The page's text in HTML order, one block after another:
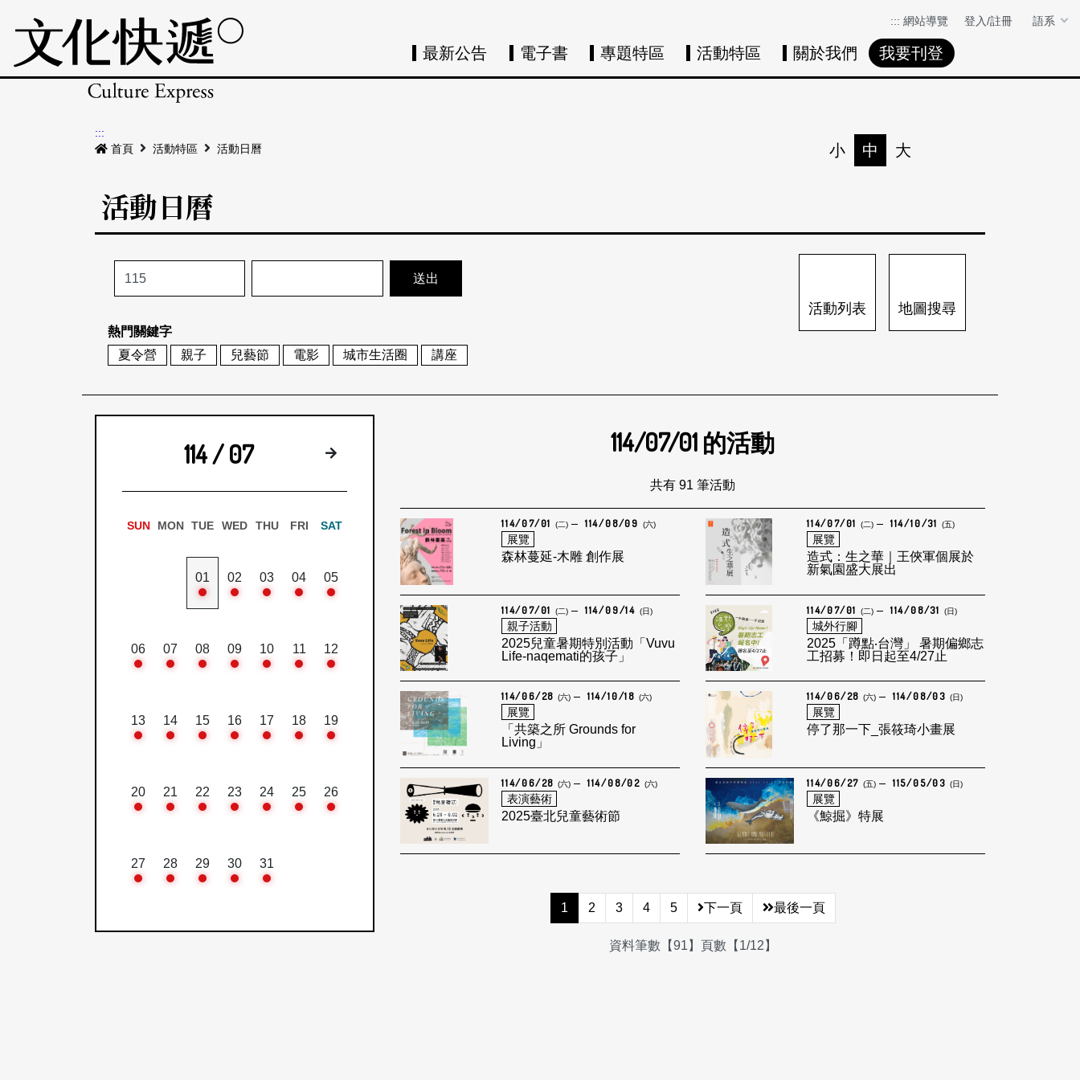
::: 網站導覽 登入/註冊 語系
最新公告 電子書 專題特區 活動特區 關於我們 我要刊登
:::
首頁
活動特區 活動日曆 小 中 大
活動日曆
熱門關鍵字
夏令營
親子 兒藝節 電影 城市生活圈 講座
活動列表 地圖搜尋
114 / 07 下個月
SUN MON TUE WED THU FRI SAT
01 02 03 04 05
06 07 08 09 10 11 12
13 14 15 16 17 18 19
20 21 22 23 24 25 26
27 28 29 30 31
114/07/01 的活動
共有 91 筆活動
114/07/01 (二) 114/08/09 (六)
展覽
森林蔓延-木雕 創作展
114/07/01 (二) 114/10/31 (五)
展覽
造式：生之華｜王俠軍個展於
新氣園盛大展出
114/07/01 (二) 114/09/14 (日)
親子活動
2025兒童暑期特別活動「Vuvu
Life-naqemati的孩子」
114/07/01 (二) 114/08/31 (日)
城外行腳
2025「蹲點‧台灣」 暑期偏鄉志
工招募！即日起至4/27止
114/06/28 (六) 114/10/18 (六)
展覽
「共築之所 Grounds for
Living」
114/06/28 (六) 114/08/03 (日)
展覽
停了那一下_張筱琦小畫展
114/06/28 (六) 114/08/02 (六)
表演藝術
2025臺北兒童藝術節
114/06/27 (五) 115/05/03 (日)
展覽
《鯨掘》特展
1 2 3 4 5 下一頁 最後一頁
資料筆數【91】頁數【1/12】